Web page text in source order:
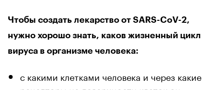
Чтобы создать лекарство от SARS-CoV-2,
нужно хорошо знать, каков жизненный цикл
вируса в организме человека:
с какими клетками человека и через какие